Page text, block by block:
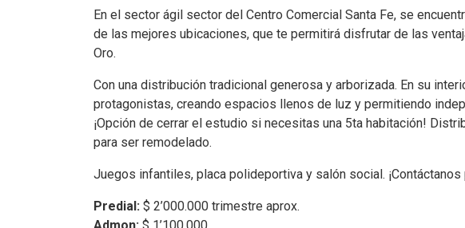
En el sector ágil sector del Centro Comercial Santa Fe, se
de las mejores ubicaciones, que te permitirá disfrutar de las
Oro.
Con una distribución tradicional generosa y arborizada. En su
protagonistas, creando espacios llenos de luz y permitiendo
¡Opción de cerrar el estudio si necesitas una 5ta habitación!
para ser remodelado.
Juegos infantiles, placa polideportiva y salón social.
Predial: $ 2’000.000 trimestre aprox.